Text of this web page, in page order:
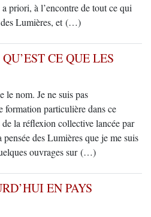
priori, à l’encontre de tout ce qui
des Lumières, et (…)
CE QUE LES
le nom. Je ne suis pas
formation particulière dans ce
la réflexion collective lancée par
des Lumières que je me suis
ouvrages sur (…)
EN PAYS